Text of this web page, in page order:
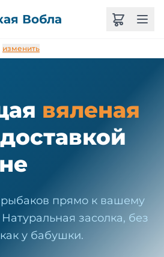
Вобла
изменить
вяленая
рыбаков прямо к вашему
засолка, без
у бабушки.